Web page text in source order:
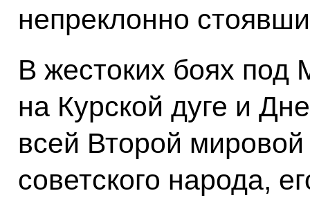
непреклонно
В жестоких боях под
на Курской дуге и
всей Второй
советского народа,